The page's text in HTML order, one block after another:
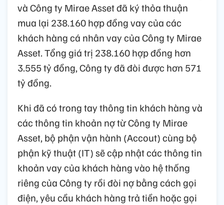
và Công ty Mirae Asset đã ký thỏa thuận
mua lại 238.160 hợp đồng vay của các
khách hàng cá nhân vay của Công ty Mirae
Asset. Tổng giá trị 238.160 hợp đồng hơn
3.555 tỷ đồng, Công ty đã đòi được hơn 571
tỷ đồng.
Khi đã có trong tay thông tin khách hàng và
các thông tin khoản nợ từ Công ty Mirae
Asset, bộ phận vận hành (Accout) cùng bộ
phận kỹ thuật (IT) sẽ cập nhật các thông tin
khoản vay của khách hàng vào hệ thống
riêng của Công ty rồi đòi nợ bằng cách gọi
điện, yêu cầu khách hàng trả tiền hoặc gọi